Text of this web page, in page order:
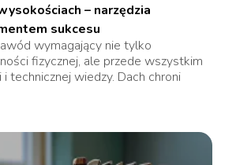
– narzędzia
sukcesu
wymagający nie tylko
fizycznej, ale przede wszystkim
i technicznej wiedzy. Dach chroni